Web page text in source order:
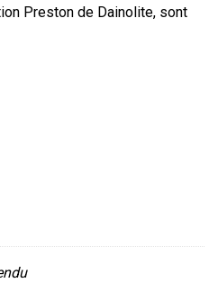
Preston de Dainolite, sont